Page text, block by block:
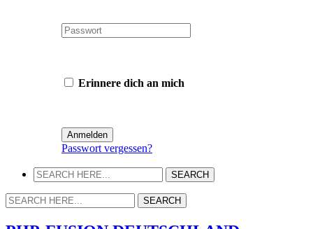
Erinnere dich an mich
Passwort vergessen?